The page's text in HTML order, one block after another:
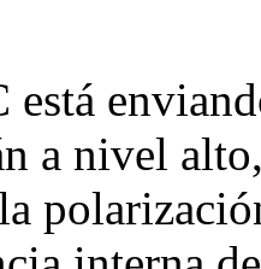
está
a nivel